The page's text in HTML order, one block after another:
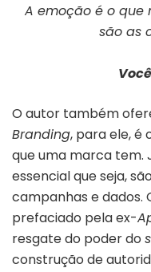
A emoção é o que
são as
O autor também
Branding, para ele, é
que uma marca tem.
essencial que seja,
campanhas e dados.
prefaciado pela ex-
resgate do poder do
construção de